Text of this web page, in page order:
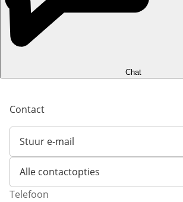
Chat
Contact
Stuur e-mail
Opent e-mailclient
Alle contactopties
Telefoon